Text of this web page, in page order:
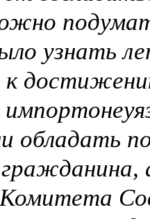
узнать
обладать
Комитета